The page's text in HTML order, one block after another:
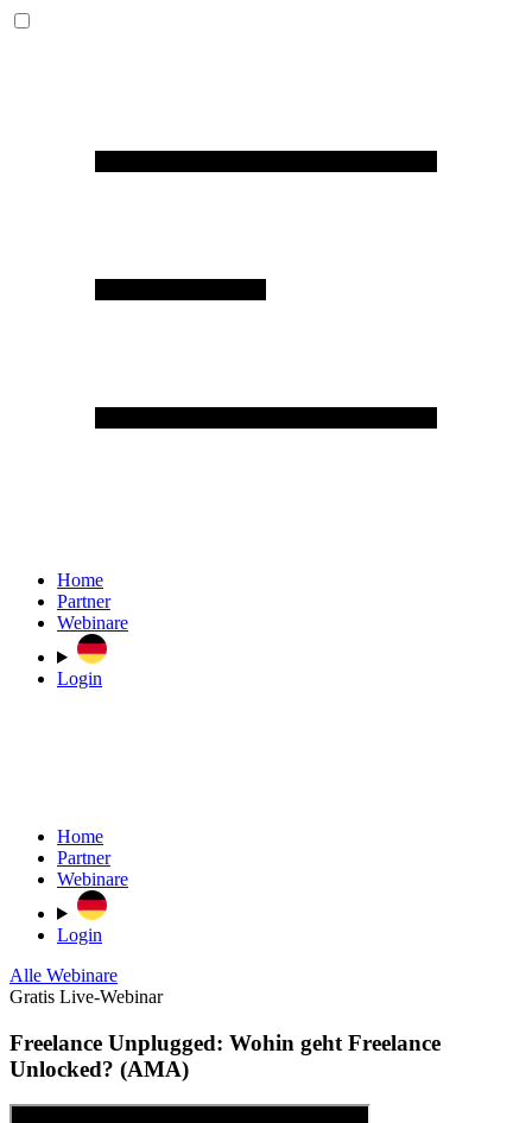
Home
Partner
Webinare
Login
Home
Partner
Webinare
Login
Alle Webinare
Gratis Live-Webinar
Freelance Unplugged: Wohin geht Freelance
Unlocked? (AMA)